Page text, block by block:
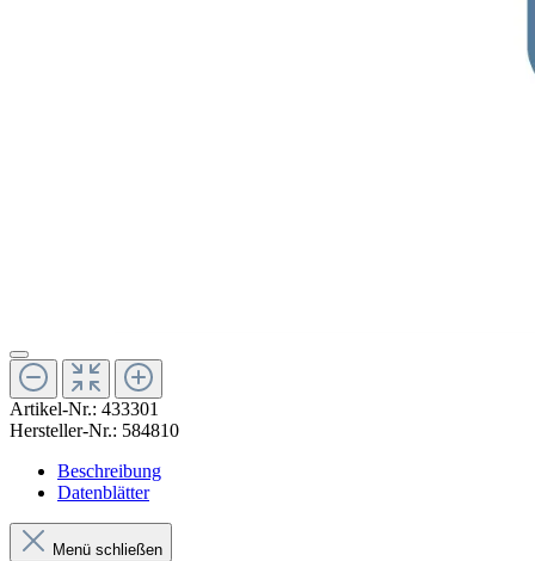
Artikel-Nr.: 433301
Hersteller-Nr.: 584810
Beschreibung
Datenblätter
Menü schließen